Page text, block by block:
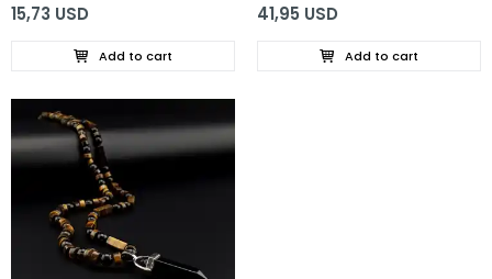
15,73 USD
Add to cart
41,95 USD
Add to cart